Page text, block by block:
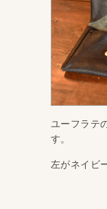
ユーフラテ
す。
左がネイビ